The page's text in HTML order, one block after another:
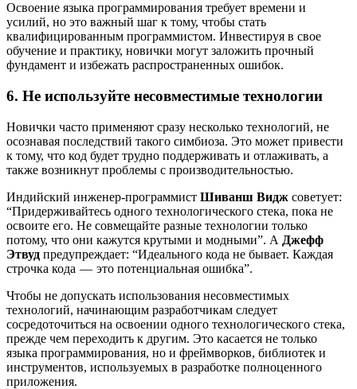
Освоение языка программирования требует времени и
усилий, но это важный шаг к тому, чтобы стать
квалифицированным программистом. Инвестируя в свое
обучение и практику, новички могут заложить прочный
фундамент и избежать распространенных ошибок.
6. Не используйте несовместимые технологии
Новички часто применяют сразу несколько технологий, не
осознавая последствий такого симбиоза. Это может привести
к тому, что код будет трудно поддерживать и отлаживать, а
также возникнут проблемы с производительностью.
Индийский инженер-программист Шиванш Видж советует:
“Придерживайтесь одного технологического стека, пока не
освоите его. Не совмещайте разные технологии только
потому, что они кажутся крутыми и модными”. А Джефф
Этвуд предупреждает: “Идеального кода не бывает. Каждая
строчка кода — это потенциальная ошибка”.
Чтобы не допускать использования несовместимых
технологий, начинающим разработчикам следует
сосредоточиться на освоении одного технологического стека,
прежде чем переходить к другим. Это касается не только
языка программирования, но и фреймворков, библиотек и
инструментов, используемых в разработке полноценного
приложения.